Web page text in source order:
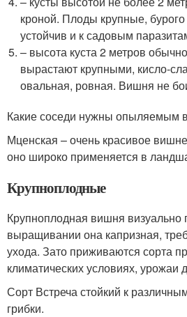
кроной. Плоды крупные,
устойчив и к садовым
– высота куста 2 метров
вырастают крупными, кисло-
овальная, ровная. Вишня не
Какие соседи нужны опыляемым
Мценская – очень красивое
оно широко применяется в
Крупноплодные
Крупноплодная вишня
выращивании она капризная,
ухода. Зато приживаются сорта
климатических условиях, урожаи
Сорт Встреча стойкий к
грибки.